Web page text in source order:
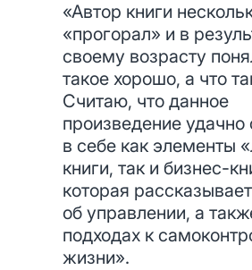
«Автор книги
«прогорал» и в
своему возрасту
такое хорошо, а что
Считаю, что данное
произведение удачно
в себе как элементы
книги, так и бизнес-
которая
об управлении, а
подходах к
жизни».